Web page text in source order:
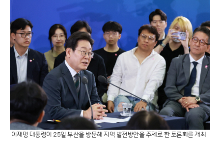
이재명 대통령이 25일 부산을 방문해 지역 발전방안을 주제로 한 토론회를 개최